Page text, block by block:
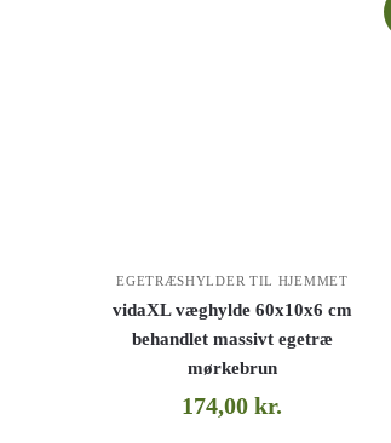
EGETRÆSHYLDER TIL HJEMMET
vidaXL væghylde 60x10x6 cm
behandlet massivt egetræ
mørkebrun
174,00kr.